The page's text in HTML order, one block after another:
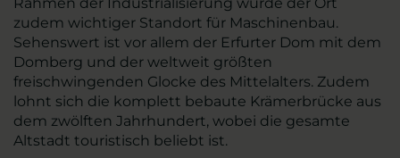
zudem wichtiger Standort für Maschinenbau.
Sehenswert ist vor allem der Erfurter Dom mit dem
Domberg und der weltweit größten
freischwingenden Glocke des Mittelalters. Zudem
lohnt sich die komplett bebaute Krämerbrücke aus
dem zwölften Jahrhundert, wobei die gesamte
Altstadt touristisch beliebt ist.